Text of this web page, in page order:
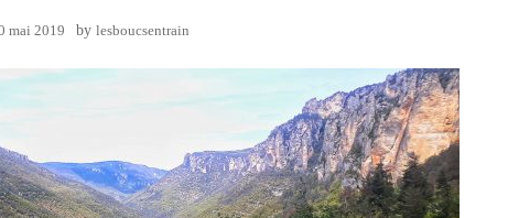
mai 2019 by lesboucsentrain